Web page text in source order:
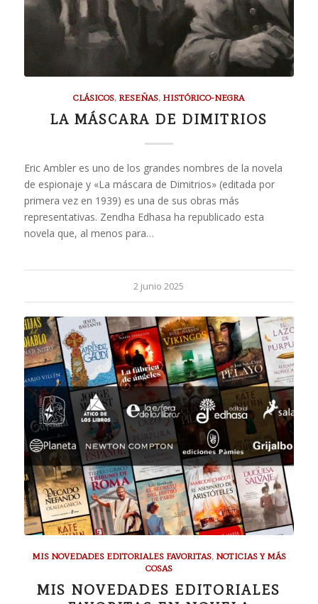
CLÁSICOS, RESEÑAS, HISTÓRICO-NEGRA
LA MÁSCARA DE DIMITRIOS
Eric Ambler es uno de los grandes nombres de la novela
de espionaje y «La máscara de Dimitrios» (editada por
primera vez en 1939) es una de sus obras más
representativas. Zendha Edhasa ha republicado esta
novela que, al menos para…
2 junio 2025
MIS NOVEDADES EDITORIALES FAVORITAS, NOTICIAS Y MÁS
COSAS
MIS NOVEDADES EDITORIALES